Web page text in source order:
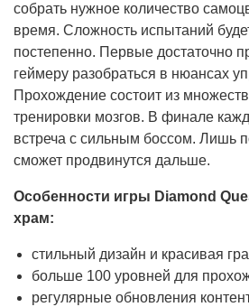
собрать нужное количество
время. Сложность испытаний
постепенно. Первые достаточно
геймеру разобраться в нюансах
Прохождение состоит из
тренировки мозгов. В финале
встреча с сильным боссом. Лишь
сможет продвинутся дальше.
Особенности игры Diamond
храм:
стильный дизайн и красивая
больше 100 уровней для
регулярные обновления